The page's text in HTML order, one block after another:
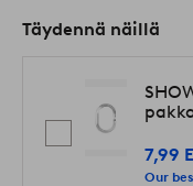
Täydennä näillä
7,99
Our